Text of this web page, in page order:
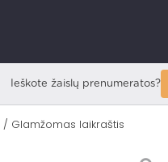
Ieškote žaislų prenumeratos?
/ Glamžomas laikraštis